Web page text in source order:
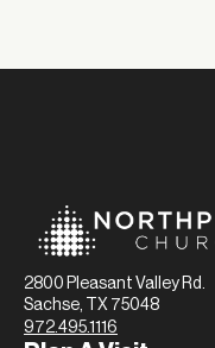
2800 Pleasant Valley Rd.
Sachse, TX 75048
972.495.1116